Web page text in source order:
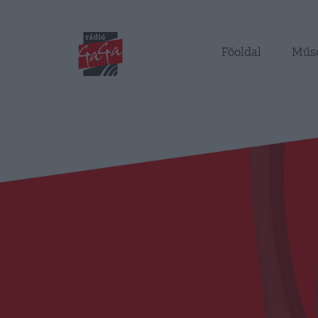
Főoldal